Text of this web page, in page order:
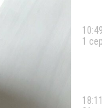
10:49
1
18:11